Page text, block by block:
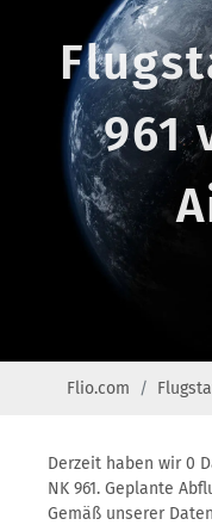
961
Flio.com
Derzeit haben wir 0
NK 961. Geplante
Gemäß unserer